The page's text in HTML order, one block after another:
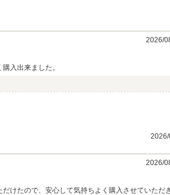
2026/
緊急の対応にも応じてもらいありがとうございます。 値段も安く購入出来ました。
2026/
けたので、安心して気持ちよく購入させていただ